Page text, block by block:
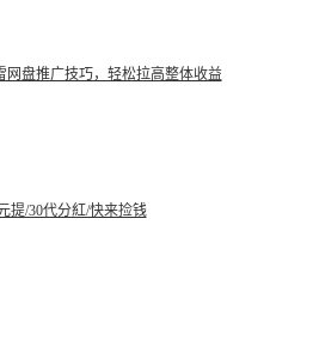
网盘推广技巧，轻松拉高整体收益
提/30代分紅/快来捡钱